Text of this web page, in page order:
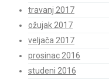
travanj 2017
ožujak 2017
veljača 2017
prosinac 2016
studeni 2016